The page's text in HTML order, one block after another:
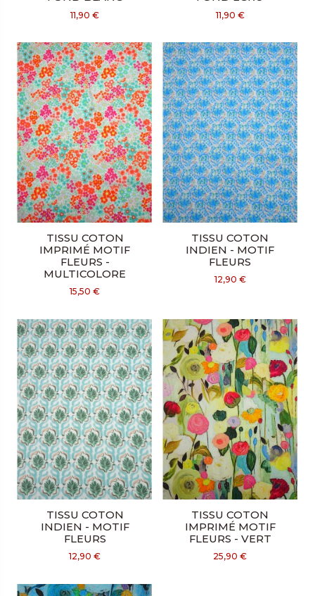
11,90 € 11,90 €
TISSU COTON
IMPRIMÉ MOTIF
FLEURS -
MULTICOLORE
15,50 €
TISSU COTON
INDIEN - MOTIF
FLEURS
12,90 €
TISSU COTON
INDIEN - MOTIF
FLEURS
12,90 €
TISSU COTON
IMPRIMÉ MOTIF
FLEURS - VERT
25,90 €